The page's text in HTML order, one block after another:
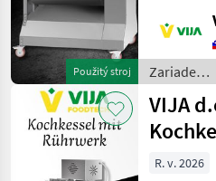
Použitý stroj
rostfreiem
hergestellt
besonders
hygienisch.
Zariadenia
priemyslu
/ VIJA
d.o.o.
VIJA
R. v. 2026